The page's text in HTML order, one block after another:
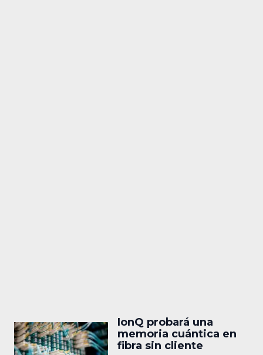
IonQ probará una
memoria cuántica en
fibra sin cliente